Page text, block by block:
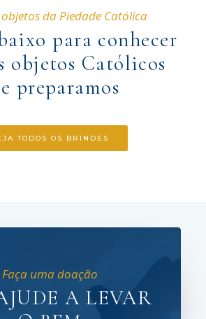
da Piedade Católica
para conhecer
objetos Católicos
preparamos
TODOS OS BRINDES
Faça uma doação
A LEVAR